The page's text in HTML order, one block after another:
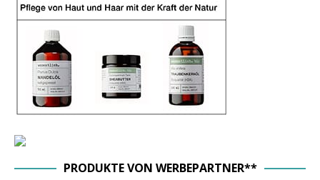
PRODUKTE VON WERBEPARTNER**